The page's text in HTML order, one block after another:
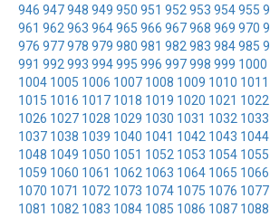
946 947948 949 950 951 952 953 954955
961 962 963 964965 966 967968 969 970
976 977978 979 980 981 982 983 984985
991 992 993 994995 996 997998 999 1000
1004 1005 1006 1007 1008 1009 1010 1011
1015 1016 1017 1018 1019 1020 1021 1022
1026 1027 1028 1029 1030 1031 1032 1033
1037 1038 1039 1040 1041 1042 1043 1044
1048 1049 1050 1051 1052 1053 1054 1055
1059 1060 1061 1062 1063 1064 1065 1066
1070 1071 1072 1073 1074 1075 1076 1077
1081 1082 1083 1084 1085 1086 1087 1088